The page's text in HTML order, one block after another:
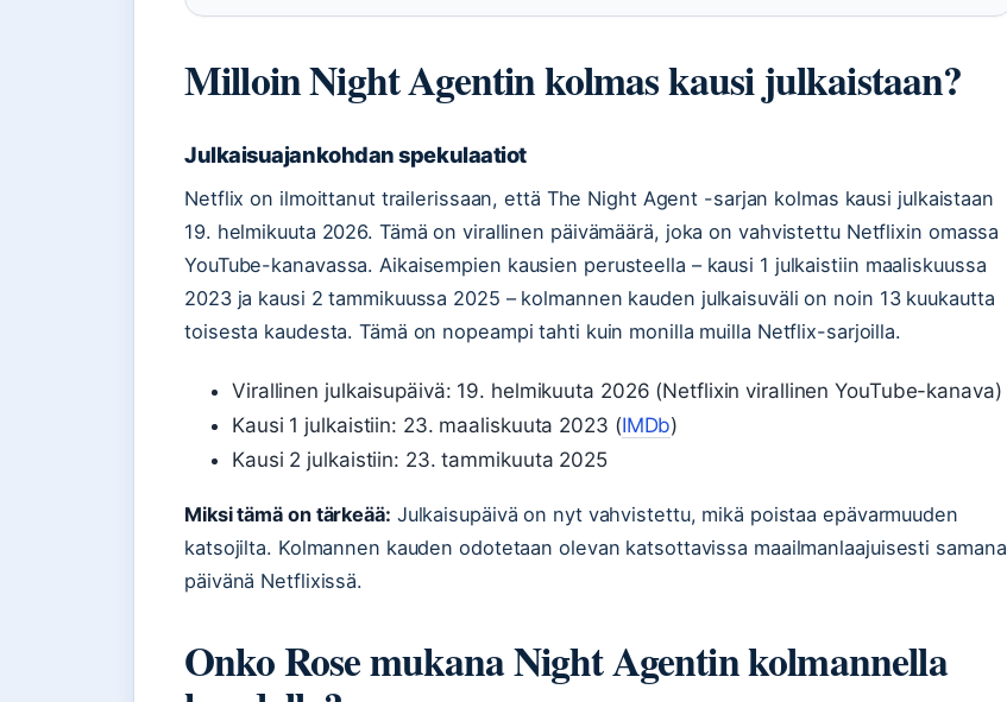
Milloin Night Agentin kolmas kausi julkaistaan?
Julkaisuajankohdan spekulaatiot
Netflix on ilmoittanut trailerissaan, että The Night Agent -sarjan kolmas kausi julkaistaan
19. helmikuuta 2026. Tämä on virallinen päivämäärä, joka on vahvistettu Netflixin omassa
YouTube-kanavassa. Aikaisempien kausien perusteella – kausi 1 julkaistiin maaliskuussa
2023 ja kausi 2 tammikuussa 2025 – kolmannen kauden julkaisuväli on noin 13 kuukautta
toisesta kaudesta. Tämä on nopeampi tahti kuin monilla muilla Netflix-sarjoilla.
Virallinen julkaisupäivä: 19. helmikuuta 2026 (Netflixin virallinen YouTube-kanava)
Kausi 1 julkaistiin: 23. maaliskuuta 2023 (IMDb)
Kausi 2 julkaistiin: 23. tammikuuta 2025
Miksi tämä on tärkeää: Julkaisupäivä on nyt vahvistettu, mikä poistaa epävarmuuden
katsojilta. Kolmannen kauden odotetaan olevan katsottavissa maailmanlaajuisesti samana
päivänä Netflixissä.
Onko Rose mukana Night Agentin kolmannella